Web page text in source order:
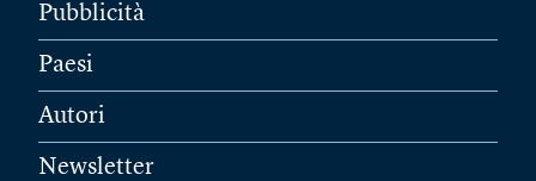
Pubblicità
Paesi
Autori
Newsletter